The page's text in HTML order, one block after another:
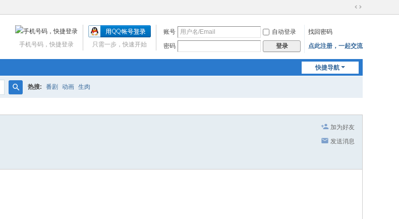
切
宽
账号 自动登录
找回密码
密码
登录 点此注册，一起交流
只需一步，快速开始
手机号码，快捷登录
快捷导航
索
热搜: 番剧 动画 生肉
加为好友
发送消息